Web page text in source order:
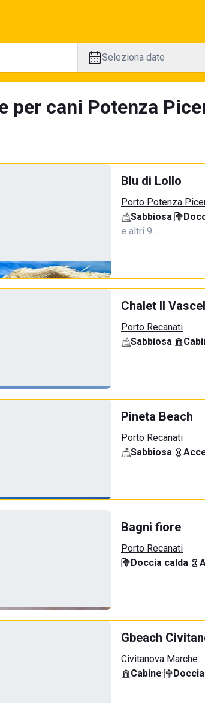
Seleziona date
per cani Potenza
Blu di Lollo
Porto Potenza
Sabbiosa·
e altri 9…
Chalet Il
Porto Recanati
Sabbiosa·
Pineta Beach
Porto Recanati
Sabbiosa·
Bagni fiore
Porto Recanati
Doccia calda·
Gbeach
Civitanova Marche
Cabine·